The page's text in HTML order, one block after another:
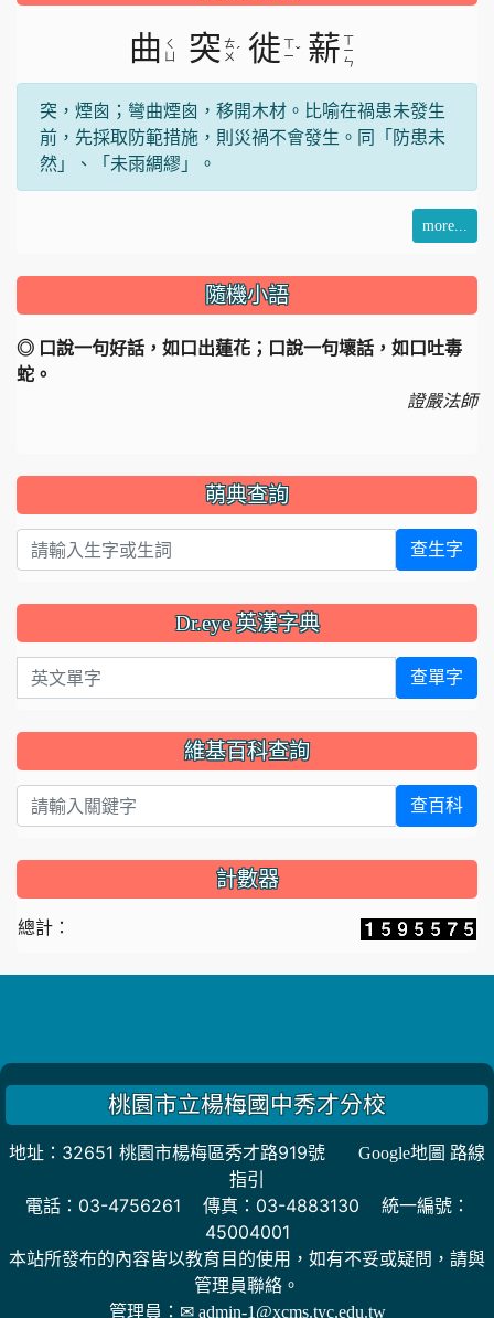
曲 ㄑ
突 ㄊ
ㄨ ˊ 徙 ㄒ
ㄧˇ 薪 ㄒ
ㄧ
ㄣ
突，煙囪；彎曲煙囪，移開木材。比喻在禍患未發生
前，先採取防範措施，則災禍不會發生。同「防患未
然」、「未雨綢繆」。
more...
隨機小語
◎ 口說一句好話，如口出蓮花；口說一句壞話，如口吐毒
蛇。
證嚴法師
萌典查詢
查生字
Dr.eye 英漢字典
英文單字 查單字
維基百科查詢
查百科
計數器
總計：
桃園市立楊梅國中秀才分校
地址：32651 桃園市楊梅區秀才路919號
Google地圖 路線
指引
電話：03-4756261 傳真：03-4883130 統一編號：
45004001
本站所發布的內容皆以教育目的使用，如有不妥或疑問，請與
管理員聯絡。
管理員： ✉ admin-1@xcms.tyc.edu.tw